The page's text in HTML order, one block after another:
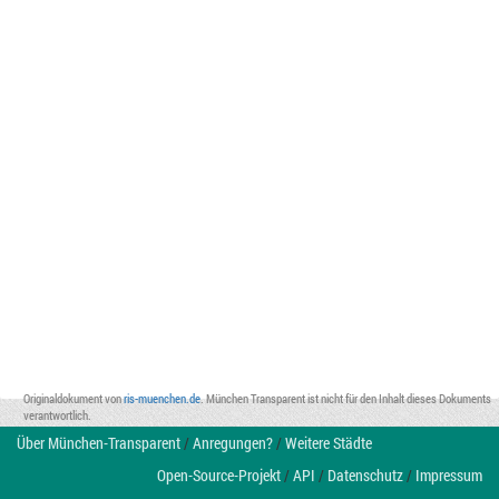
Originaldokument vonris-muenchen.de. München Transparent ist nicht für den Inhalt dieses Dokuments
verantwortlich.
Über München-Transparent/Anregungen?/Weitere Städte
Open-Source-Projekt/API / Datenschutz/ Impressum